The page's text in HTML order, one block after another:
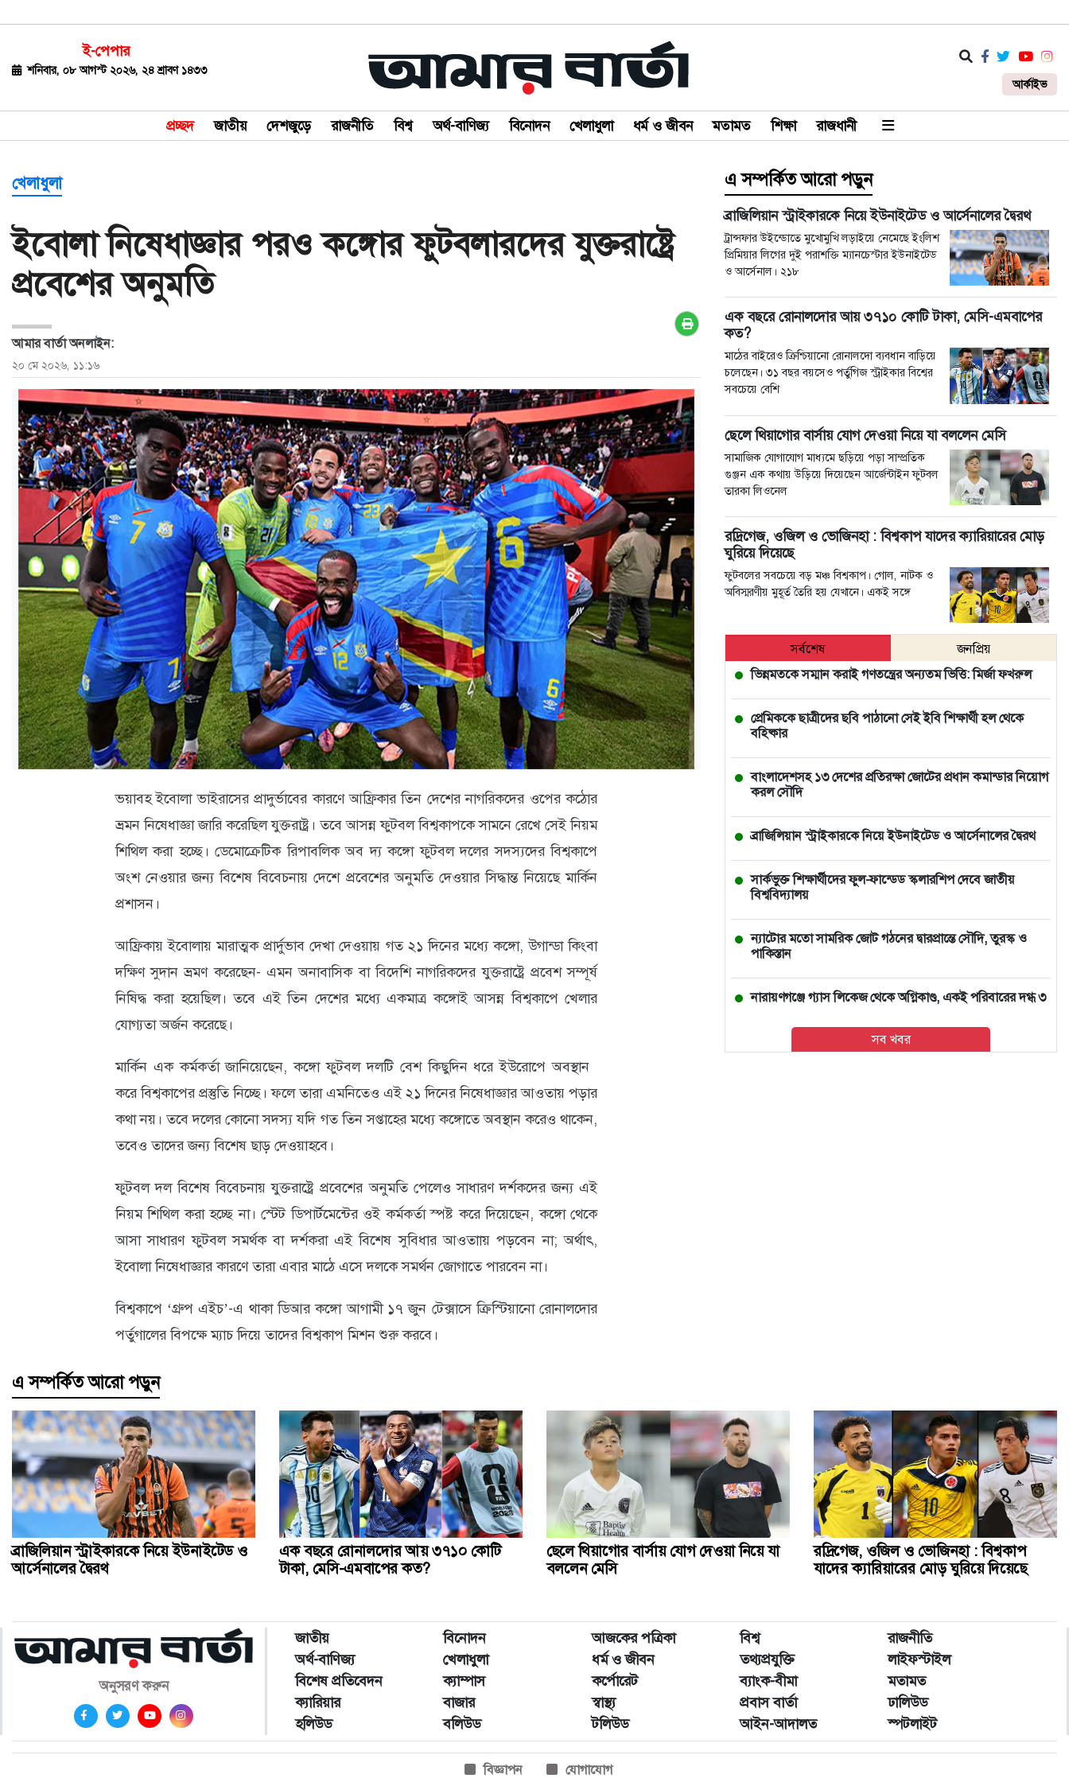
ই-পেপার
শনিবার, ০৮ আগস্ট ২০২৬, ২৪ শ্রাবণ ১৪৩৩
আর্কাইভ
প্রচ্ছদ জাতীয় দেশজুড়ে রাজনীতি বিশ্ব অর্থ-বাণিজ্য বিনোদন খেলাধুলা ধর্ম ও জীবন মতামত শিক্ষা রাজধানী
জাতীয়
রাজনীতি
বিশ্ব
বাণিজ্য
বিনোদন
ধর্ম
ও
জীবন
মতামত
শিক্ষা
রাজধানী
আইন-
আদালত
ক্যাম্পাস
আজকের
পত্রিকা
ক্যারিয়ার
তথ্যপ্রযুক্তি
খেলাধুলা
ইবোলা নিষেধাজ্ঞার পরও কঙ্গোর ফুটবলারদের যুক্তরাষ্ট্রে
প্রবেশের অনুমতি
আমার বার্তা অনলাইন:
২০ মে ২০২৬, ১১:১৬
ভয়াবহ ইবোলা ভাইরাসের প্রাদুর্ভাবের কারণে আফ্রিকার তিন দেশের নাগরিকদের ওপের কঠোর
ভ্রমন নিষেধাজ্ঞা জারি করেছিল যুক্তরাষ্ট্র। তবে আসন্ন ফুটবল বিশ্বকাপকে সামনে রেখে সেই নিয়ম
শিথিল করা হচ্ছে। ডেমোক্রেটিক রিপাবলিক অব দ্য কঙ্গো ফুটবল দলের সদস্যদের বিশ্বকাপে
অংশ নেওয়ার জন্য বিশেষ বিবেচনায় দেশে প্রবেশের অনুমতি দেওয়ার সিদ্ধান্ত নিয়েছে মার্কিন
প্রশাসন।
আফ্রিকায় ইবোলায় মারাত্মক প্রার্দুভাব দেখা দেওয়ায় গত ২১ দিনের মধ্যে কঙ্গো, উগান্ডা কিংবা
দক্ষিণ সুদান ভ্রমণ করেছেন- এমন অনাবাসিক বা বিদেশি নাগরিকদের যুক্তরাষ্ট্রে প্রবেশ সম্পূর্ষ
নিষিদ্ধ করা হয়েছিল। তবে এই তিন দেশের মধ্যে একমাত্র কঙ্গোই আসন্ন বিশ্বকাপে খেলার
যোগ্যতা অর্জন করেছে।
মার্কিন এক কর্মকর্তা জানিয়েছেন, কঙ্গো ফুটবল দলটি বেশ কিছুদিন ধরে ইউরোপে অবস্থান
করে বিশ্বকাপের প্রস্তুতি নিচ্ছে। ফলে তারা এমনিতেও এই ২১ দিনের নিষেধাজ্ঞার আওতায় পড়ার
কথা নয়। তবে দলের কোনো সদস্য যদি গত তিন সপ্তাহের মধ্যে কঙ্গোতে অবস্থান করেও থাকেন,
তবেও তাদের জন্য বিশেষ ছাড় দেওয়াহবে।
ফুটবল দল বিশেষ বিবেচনায় যুক্তরাষ্ট্রে প্রবেশের অনুমতি পেলেও সাধারণ দর্শকদের জন্য এই
নিয়ম শিথিল করা হচ্ছে না। স্টেট ডিপার্টমেন্টের ওই কর্মকর্তা স্পষ্ট করে দিয়েছেন, কঙ্গো থেকে
আসা সাধারণ ফুটবল সমর্থক বা দর্শকরা এই বিশেষ সুবিধার আওতাায় পড়বেন না; অর্থাৎ,
ইবোলা নিষেধাজ্ঞার কারণে তারা এবার মাঠে এসে দলকে সমর্থন জোগাতে পারবেন না।
বিশ্বকাপে ‘গ্রুপ এইচ’-এ থাকা ডিআর কঙ্গো আগামী ১৭ জুন টেক্সাসে ক্রিস্টিয়ানো রোনালদোর
পর্তুগালের বিপক্ষে ম্যাচ দিয়ে তাদের বিশ্বকাপ মিশন শুরু করবে।
এ সম্পর্কিত আরো পড়ুন
ব্রাজিলিয়ান স্ট্রাইকারকে নিয়ে ইউনাইটেড ও আর্সেনালের দ্বৈরথ
ট্রান্সফার উইন্ডোতে মুখোমুখি লড়াইয়ে নেমেছে ইংলিশ
প্রিমিয়ার লিগের দুই পরাশক্তি ম্যানচেস্টার ইউনাইটেড
ও আর্সেনাল। ২১৮
এক বছরে রোনালদোর আয় ৩৭১০ কোটি টাকা, মেসি-এমবাপের
কত?
মাঠের বাইরেও ক্রিশ্চিয়ানো রোনালদো ব্যবধান বাড়িয়ে
চলেছেন। ৩১ বছর বয়সেও পর্তুগিজ স্ট্রাইকার বিশ্বের
সবচেয়ে বেশি
ছেলে থিয়াগোর বার্সায় যোগ দেওয়া নিয়ে যা বললেন মেসি
সামাজিক যোগাযোগ মাধ্যমে ছড়িয়ে পড়া সাম্প্রতিক
গুঞ্জন এক কথায় উড়িয়ে দিয়েছেন আর্জেন্টাইন ফুটবল
তারকা লিওনেল
রদ্রিগেজ, ওজিল ও ভোজিনহা : বিশ্বকাপ যাদের ক্যারিয়ারের মোড়
ঘুরিয়ে দিয়েছে
ফুটবলের সবচেয়ে বড় মঞ্চ বিশ্বকাপ। গোল, নাটক ও
অবিস্মরণীয় মুহূর্ত তৈরি হয় যেখানে। একই সঙ্গে
সর্বশেষ
জনপ্রিয়
ভিন্নমতকে সম্মান করাই গণতন্ত্রের অন্যতম ভিত্তি: মির্জা ফখরুল
প্রেমিককে ছাত্রীদের ছবি পাঠানো সেই ইবি শিক্ষার্থী হল থেকে
বহিষ্কার
বাংলাদেশসহ ১৩ দেশের প্রতিরক্ষা জোটের প্রধান কমান্ডার নিয়োগ
করল সৌদি
ব্রাজিলিয়ান স্ট্রাইকারকে নিয়ে ইউনাইটেড ও আর্সেনালের দ্বৈরথ
সার্কভুক্ত শিক্ষার্থীদের ফুল-ফান্ডেড স্কলারশিপ দেবে জাতীয়
বিশ্ববিদ্যালয়
ন্যাটোর মতো সামরিক জোট গঠনের দ্বারপ্রান্তে সৌদি, তুরস্ক ও
পাকিস্তান
নারায়ণগঞ্জে গ্যাস লিকেজ থেকে অগ্নিকাণ্ড, একই পরিবারের দগ্ধ ৩
আমিও বিশ্বাস করতে চাই তিনি ডিসেম্বরেই আসবেন: আইনমন্ত্রী
ছেলে থিয়াগোর বার্সায় যোগ দেওয়া নিয়ে যা বললেন মেসি
থাইল্যান্ডে স্কুলে শিক্ষার্থীর বন্দুক হামলা, শিক্ষকসহ নিহত ২
ওসমানী নগরে দুই বাসের মুখোমুখি সংঘর্ষে নিহত ৯
মেহেরপুর সীমান্তে বিএসএফের ৫ জনকে পুশইনের চেষ্টা, বিজিবির
সব খবর
এ সম্পর্কিত আরো পড়ুন
ব্রাজিলিয়ান স্ট্রাইকারকে নিয়ে ইউনাইটেড ও
আর্সেনালের দ্বৈরথ
এক বছরে রোনালদোর আয় ৩৭১০ কোটি
টাকা, মেসি-এমবাপের কত?
ছেলে থিয়াগোর বার্সায় যোগ দেওয়া নিয়ে যা
বললেন মেসি
রদ্রিগেজ, ওজিল ও ভোজিনহা : বিশ্বকাপ
যাদের ক্যারিয়ারের মোড় ঘুরিয়ে দিয়েছে
অনুসরণ করুন
জাতীয় বিনোদন আজকের পত্রিকা বিশ্ব
রাজনীতি
অর্থ-বাণিজ্য
খেলাধুলা ধর্ম ও জীবন তথ্যপ্রযুক্তি
লাইফস্টাইল
বিশেষ প্রতিবেদন
ক্যাম্পাস কর্পোরেট ব্যাংক-বীমা
মতামত
ক্যারিয়ার
বাজার স্বাস্থ্য প্রবাস বার্তা
ঢালিউড
হলিউড
বলিউড টলিউড আইন-আদালত স্পটলাইট
বিজ্ঞাপন যোগাযোগ